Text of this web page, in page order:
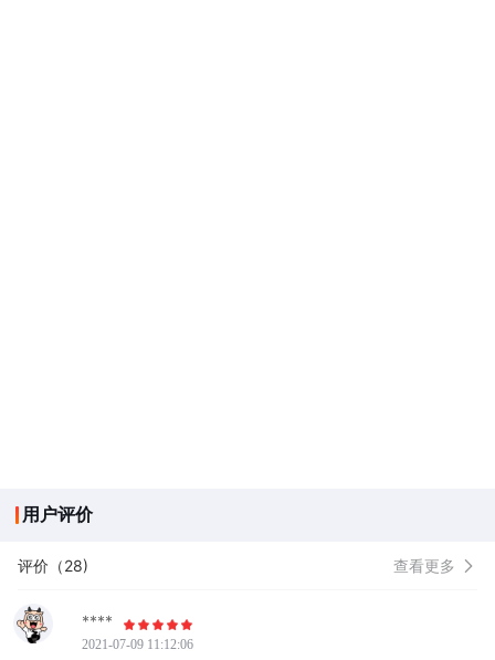
用户评价
评价（28) 查看更多
****
2021-07-09 11:12:06